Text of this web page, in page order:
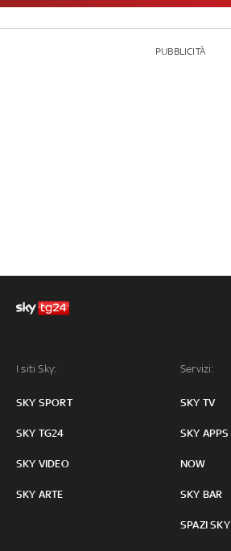
PUBBLICITÀ
I siti Sky:
SKY SPORT
SKY TG24
SKY VIDEO
SKY ARTE
Servizi:
SKY TV
SKY APPS
NOW
SKY BAR
SPAZI SKY